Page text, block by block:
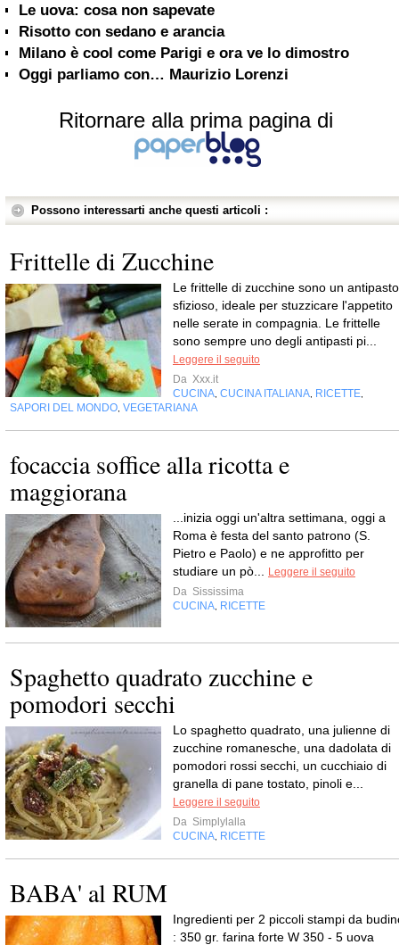
Le uova: cosa non sapevate
Risotto con sedano e arancia
Milano è cool come Parigi e ora ve lo dimostro
Oggi parliamo con… Maurizio Lorenzi
Ritornare alla prima pagina di
Possono interessarti anche questi articoli :
Frittelle di Zucchine
Le frittelle di zucchine sono un antipasto
sfizioso, ideale per stuzzicare l'appetito
nelle serate in compagnia. Le frittelle
sono sempre uno degli antipasti pi...
Leggere il seguito
Da Xxx.it
CUCINA CUCINA ITALIANA RICETTE
SAPORI DEL MONDO VEGETARIANA
focaccia soffice alla ricotta e
maggiorana
...inizia oggi un'altra settimana, oggi a
Roma è festa del santo patrono (S.
Pietro e Paolo) e ne approfitto per
studiare un pò...
Leggere il seguito
Da Sississima
CUCINA RICETTE
Spaghetto quadrato zucchine e
pomodori secchi
Lo spaghetto quadrato, una julienne di
zucchine romanesche, una dadolata di
pomodori rossi secchi, un cucchiaio di
granella di pane tostato, pinoli e...
Leggere il seguito
Da Simplylalla
CUCINA RICETTE
BABA' al RUM
Ingredienti per 2 piccoli stampi da
: 350 gr. farina forte W 350 - 5 uova